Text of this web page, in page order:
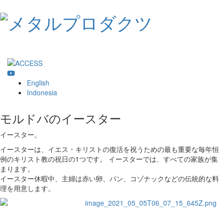
English
Indonesia
モルドバのイースター
イースター。
イースターは、イエス・キリストの復活を祝うための最も重要な毎年恒
例のキリスト教の祝日の1つです。 イースターでは、すべての家族が集
まります。
イースター休暇中、主婦は赤い卵、パン、コゾナックなどの伝統的な料
理を用意します。